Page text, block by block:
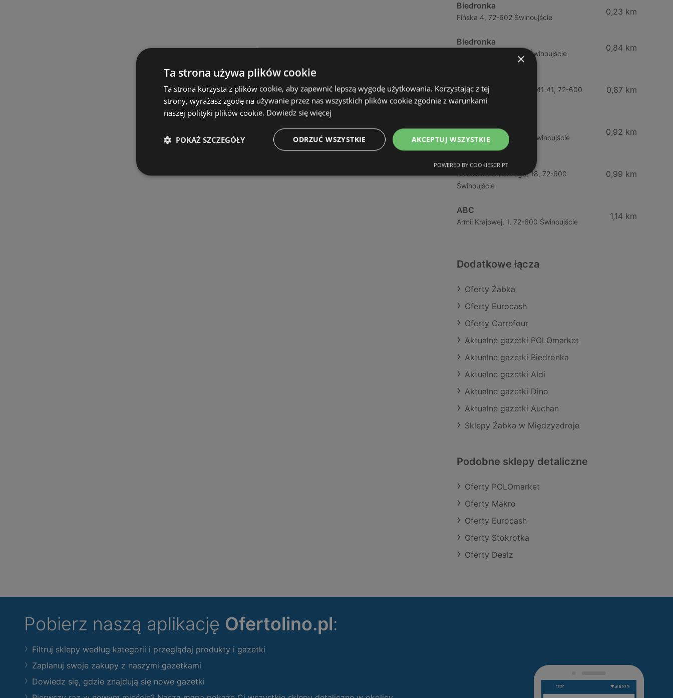
Biedronka
Fińska 4, 72-602 Świnoujście
0,23 km
Biedronka
Chrobrego 9, 72-600 Świnoujście
0,84 km
Ul. Bohaterów Września 41 41, 72-600
Świnoujście
0,87 km
ABC
Barlickiego, 4, 72-600 Świnoujście
0,92 km
ABC
Bolesława Chrobrego, 18, 72-600
Świnoujście
0,99 km
ABC
Armii Krajowej, 1, 72-600 Świnoujście
1,14 km
Dodatkowe łącza
Oferty Żabka
Oferty Eurocash
Oferty Carrefour
Aktualne gazetki POLOmarket
Aktualne gazetki Biedronka
Aktualne gazetki Aldi
Aktualne gazetki Dino
Aktualne gazetki Auchan
Sklepy Żabka w Międzyzdroje
Podobne sklepy detaliczne
Oferty POLOmarket
Oferty Makro
Oferty Eurocash
Oferty Stokrotka
Oferty Dealz
Pobierz naszą aplikację Ofertolino.pl:
Filtruj sklepy według kategorii i przeglądaj produkty i gazetki
Zaplanuj swoje zakupy z naszymi gazetkami
Dowiedz się, gdzie znajdują się nowe gazetki
×
Ta strona używa plików cookie
Ta strona korzysta z plików cookie, aby zapewnić lepszą wygodę użytkowania. Korzystając z tej
strony, wyrażasz zgodę na używanie przez nas wszystkich plików cookie zgodnie z warunkami
naszej polityki plików cookie. Dowiedz się więcej
AKCEPTUJ WSZYSTKIE
ODRZUĆ WSZYSTKIE
POKAŻ SZCZEGÓŁY
POWERED BY COOKIESCRIPT